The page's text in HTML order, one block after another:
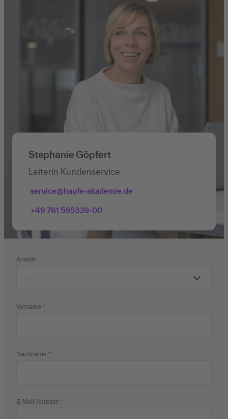
Stephanie Göpfert
Leiterin Kundenservice
service@haufe-akademie.de
+49 761 595339-00
Anrede
Vorname
Nachname
E-Mail-Adresse